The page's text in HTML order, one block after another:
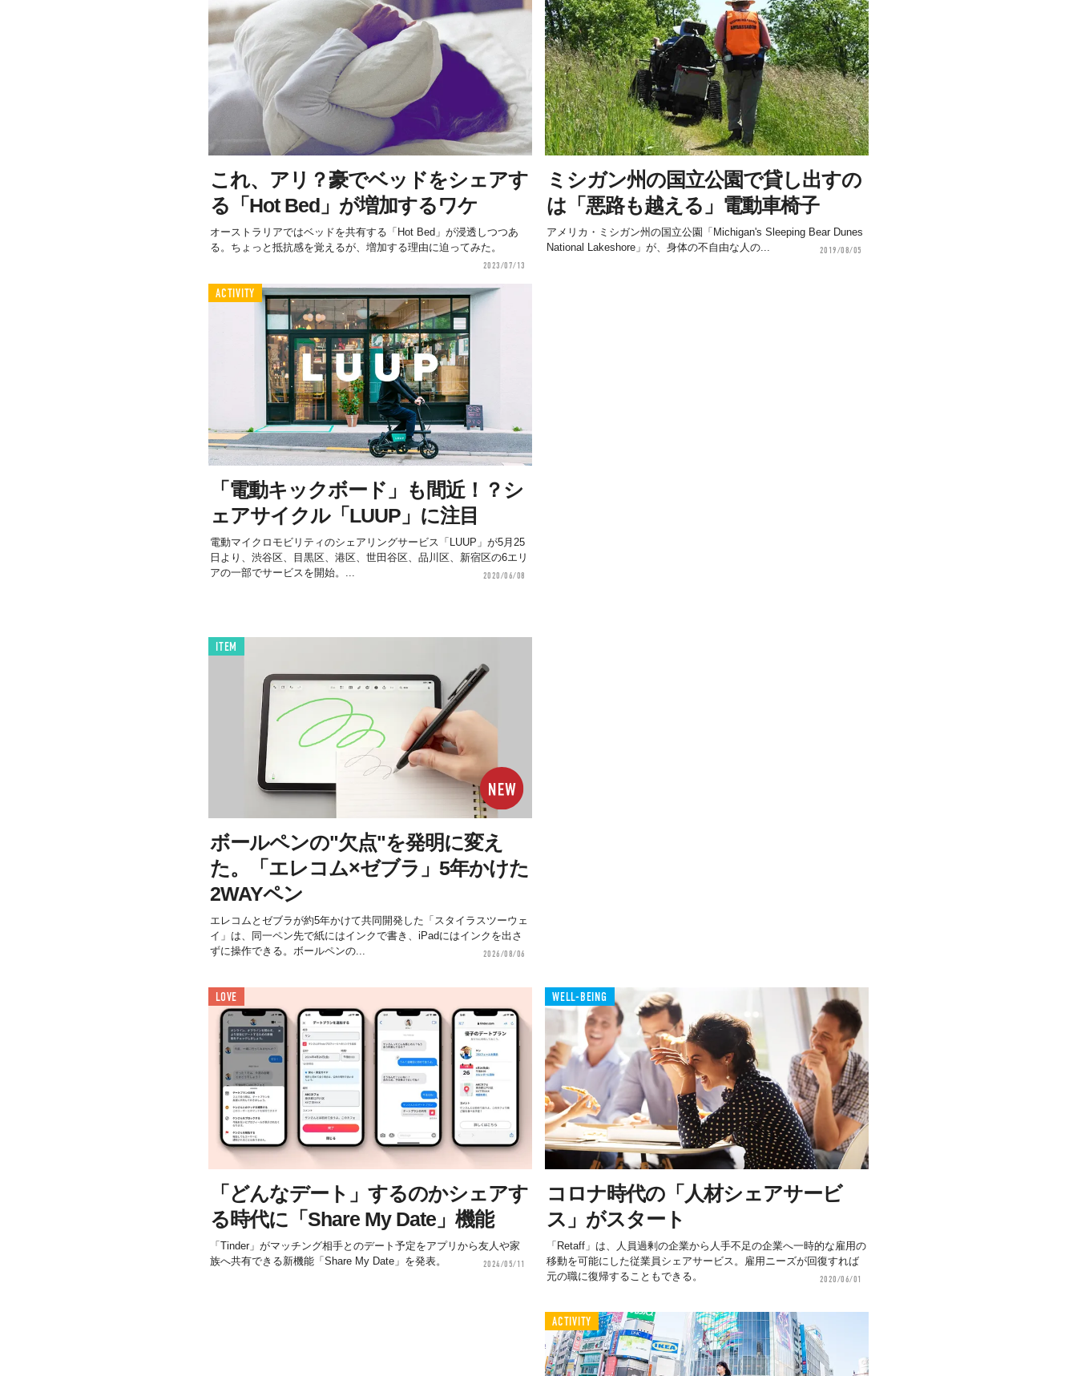
これ、アリ？豪でベッドをシェアす
る「Hot Bed」が増加するワケ
オーストラリアではベッドを共有する「Hot Bed」が浸透しつつあ
る。ちょっと抵抗感を覚えるが、増加する理由に迫ってみた。
2023/07/13
ミシガン州の国立公園で貸し出すの
は「悪路も越える」電動車椅子
アメリカ・ミシガン州の国立公園「Michigan's Sleeping Bear Dunes
National Lakeshore」が、身体の不自由な人の...
2019/08/05
ACTIVITY
「電動キックボード」も間近！？シ
ェアサイクル「LUUP」に注目
電動マイクロモビリティのシェアリングサービス「LUUP」が5月25
日より、渋谷区、目黒区、港区、世田谷区、品川区、新宿区の6エリ
アの一部でサービスを開始。...
2020/06/08
ITEM
ボールペンの"欠点"を発明に変え
た。「エレコム×ゼブラ」5年かけた
2WAYペン
エレコムとゼブラが約5年かけて共同開発した「スタイラスツーウェ
イ」は、同一ペン先で紙にはインクで書き、iPadにはインクを出さ
ずに操作できる。ボールペンの...
2026/08/06
LOVE
「どんなデート」するのかシェアす
る時代に「Share My Date」機能
「Tinder」がマッチング相手とのデート予定をアプリから友人や家
族へ共有できる新機能「Share My Date」を発表。
2024/05/11
WELL-BEING
コロナ時代の「人材シェアサービ
ス」がスタート
「Retaff」は、人員過剰の企業から人手不足の企業へ一時的な雇用の
移動を可能にした従業員シェアサービス。雇用ニーズが回復すれば
元の職に復帰することもできる。
2020/06/01
ACTIVITY